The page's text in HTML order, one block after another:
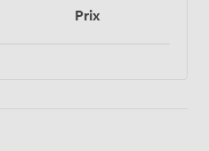
Prix